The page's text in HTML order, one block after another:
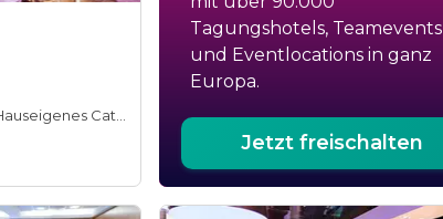
Tagungshotels, Teamevents
und Eventlocations in ganz
Europa.
Jetzt freischalten